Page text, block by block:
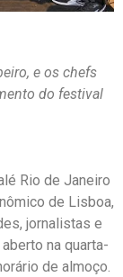
e os chefs
do festival
Rio de Janeiro
de Lisboa,
jornalistas e
na quarta-
de almoço.